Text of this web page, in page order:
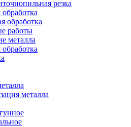
резка
обработка
работы
металла
металла